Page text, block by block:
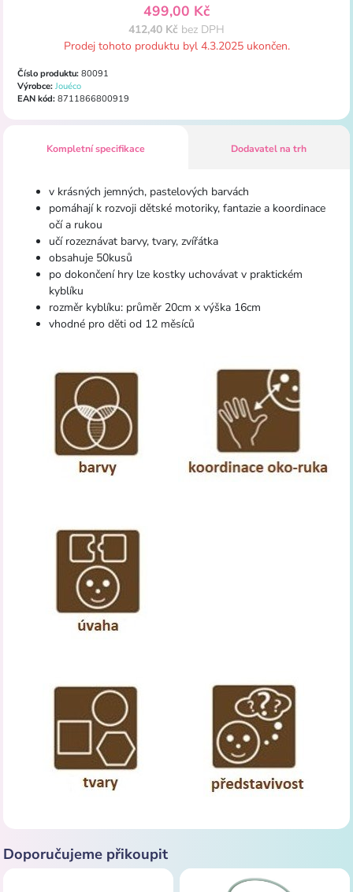
499,00 Kč
412,40 Kč bez DPH
Prodej tohoto produktu byl 4.3.2025 ukončen.
Číslo produktu:80091
Výrobce: Jouéco
EAN kód:8711866800919
Kompletní specifikace Dodavatel na trh
v krásných jemných, pastelových barvách
pomáhají k rozvoji dětské motoriky, fantazie a koordinace
očí a rukou
učí rozeznávat barvy, tvary, zvířátka
obsahuje 50kusů
po dokončení hry lze kostky uchovávat v praktickém
kyblíku
rozměr kyblíku: průměr 20cm x výška 16cm
vhodné pro děti od 12 měsíců
Doporučujeme přikoupit